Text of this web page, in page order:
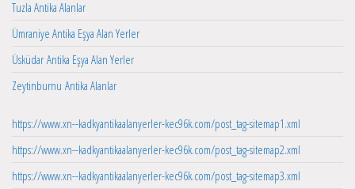
Tuzla Antika Alanlar
Ümraniye Antika Eşya Alan Yerler
Üsküdar Antika Eşya Alan Yerler
Zeytinburnu Antika Alanlar
https://www.xn--kadkyantikaalanyerler-kec96k.com/post_tag-sitemap1.xml
https://www.xn--kadkyantikaalanyerler-kec96k.com/post_tag-sitemap2.xml
https://www.xn--kadkyantikaalanyerler-kec96k.com/post_tag-sitemap3.xml